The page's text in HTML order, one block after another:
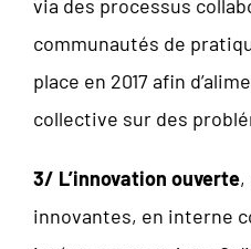
via des processus
communautés de
place en 2017 afin
collective sur des
3/ L’innovation ouverte,
innovantes, en interne